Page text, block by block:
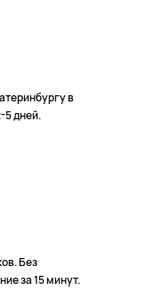
в
5 дней.
Без
за 15 минут.